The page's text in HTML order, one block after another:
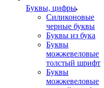
Буквы, цифры
Силиконовые
черные буквы
Буквы из бука
Буквы
можжевеловые
толстый шрифт
Буквы
можжевеловые